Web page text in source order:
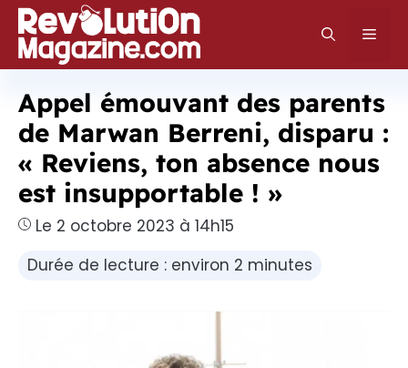
Aller
au
contenu
Appel émouvant des parents
de Marwan Berreni, disparu :
« Reviens, ton absence nous
est insupportable ! »
Le 2 octobre 2023 à 14h15
Durée de lecture : environ 2 minutes